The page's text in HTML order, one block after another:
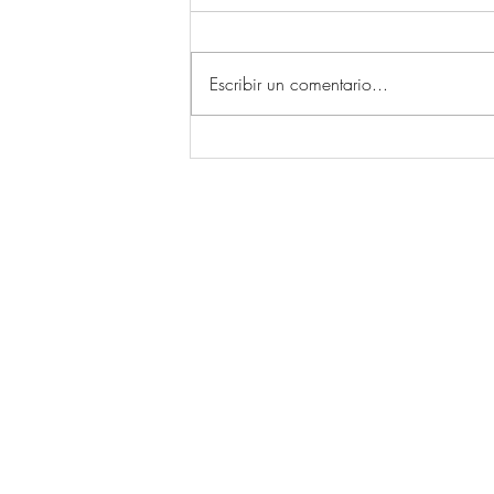
Escribir un comentario...